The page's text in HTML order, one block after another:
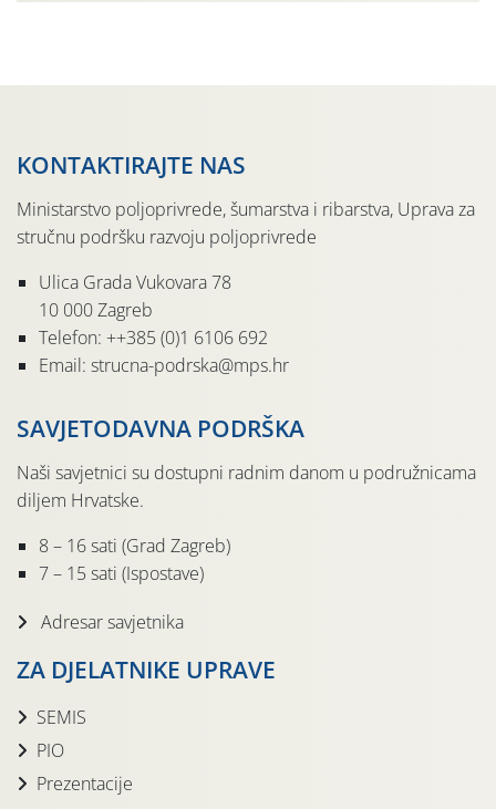
KONTAKTIRAJTE NAS
Ministarstvo poljoprivrede, šumarstva i ribarstva, Uprava za
stručnu podršku razvoju poljoprivrede
Ulica Grada Vukovara 78
10 000 Zagreb
Telefon: ++385 (0)1 6106 692
Email: strucna-podrska@mps.hr
SAVJETODAVNA PODRŠKA
Naši savjetnici su dostupni radnim danom u podružnicama
diljem Hrvatske.
8 – 16 sati (Grad Zagreb)
7 – 15 sati (Ispostave)
Adresar savjetnika
ZA DJELATNIKE UPRAVE
SEMIS
PIO
Prezentacije